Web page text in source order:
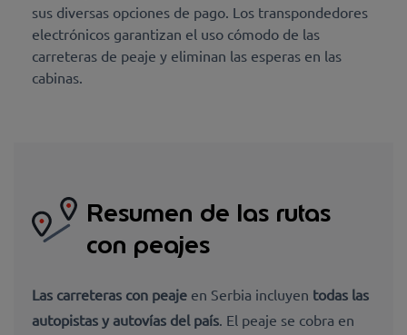
sus diversas opciones de pago. Los transpondedores
electrónicos garantizan el uso cómodo de las
carreteras de peaje y eliminan las esperas en las
cabinas.
Resumen de las rutas
con peajes
Las carreteras con peaje en Serbia incluyen todas las
autopistas y autovías del país. El peaje se cobra en